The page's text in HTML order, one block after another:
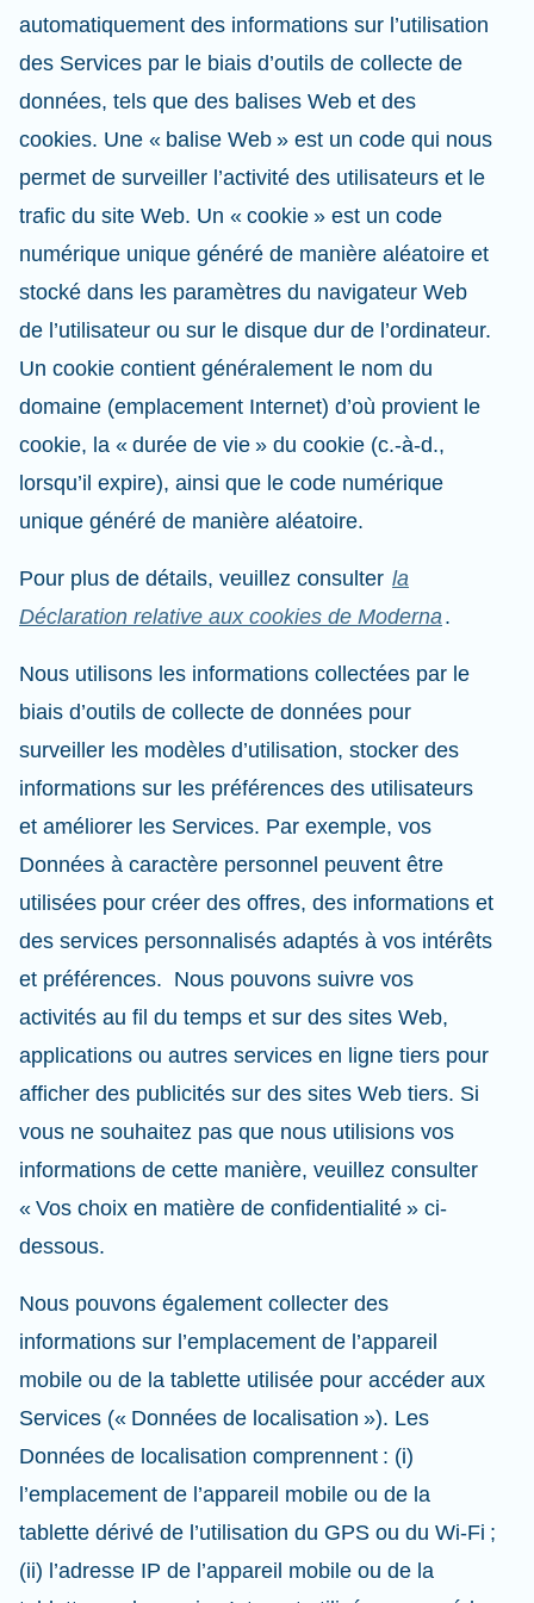
automatiquement des informations sur l’utilisation
des Services par le biais d’outils de collecte de
données, tels que des balises Web et des
cookies. Une « balise Web » est un code qui nous
permet de surveiller l’activité des utilisateurs et le
trafic du site Web. Un « cookie » est un code
numérique unique généré de manière aléatoire et
stocké dans les paramètres du navigateur Web
de l’utilisateur ou sur le disque dur de l’ordinateur.
Un cookie contient généralement le nom du
domaine (emplacement Internet) d’où provient le
cookie, la « durée de vie » du cookie (c.-à-d.,
lorsqu’il expire), ainsi que le code numérique
unique généré de manière aléatoire.
Pour plus de détails, veuillez consulter la
Déclaration relative aux cookies de Moderna.
Nous utilisons les informations collectées par le
biais d’outils de collecte de données pour
surveiller les modèles d’utilisation, stocker des
informations sur les préférences des utilisateurs
et améliorer les Services. Par exemple, vos
Données à caractère personnel peuvent être
utilisées pour créer des offres, des informations et
des services personnalisés adaptés à vos intérêts
et préférences. Nous pouvons suivre vos
activités au fil du temps et sur des sites Web,
applications ou autres services en ligne tiers pour
afficher des publicités sur des sites Web tiers. Si
vous ne souhaitez pas que nous utilisions vos
informations de cette manière, veuillez consulter
« Vos choix en matière de confidentialité » ci-
dessous.
Nous pouvons également collecter des
informations sur l’emplacement de l’appareil
mobile ou de la tablette utilisée pour accéder aux
Services (« Données de localisation »). Les
Données de localisation comprennent : (i)
l’emplacement de l’appareil mobile ou de la
tablette dérivé de l’utilisation du GPS ou du Wi-Fi ;
(ii) l’adresse IP de l’appareil mobile ou de la